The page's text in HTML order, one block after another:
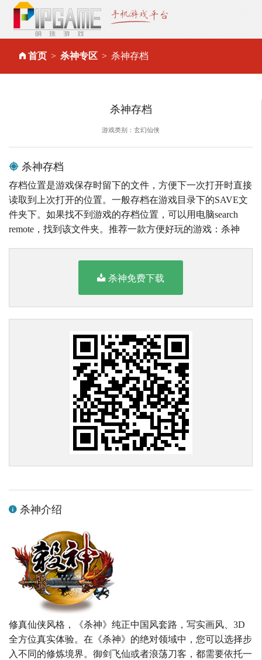
首页 杀神专区 杀神存档
杀神存档
游戏类别：玄幻仙侠
杀神存档
存档位置是游戏保存时留下的文件，方便下一次打开时直接
读取到上次打开的位置。一般存档在游戏目录下的SAVE文
件夹下。如果找不到游戏的存档位置，可以用电脑search
remote，找到该文件夹。推荐一款方便好玩的游戏：杀神
杀神免费下载
杀神介绍
修真仙侠风格，《杀神》纯正中国风套路，写实画风、3D
全方位真实体验。在《杀神》的绝对领域中，您可以选择步
入不同的修炼境界。御剑飞仙或者浪荡刀客，都需要依托一